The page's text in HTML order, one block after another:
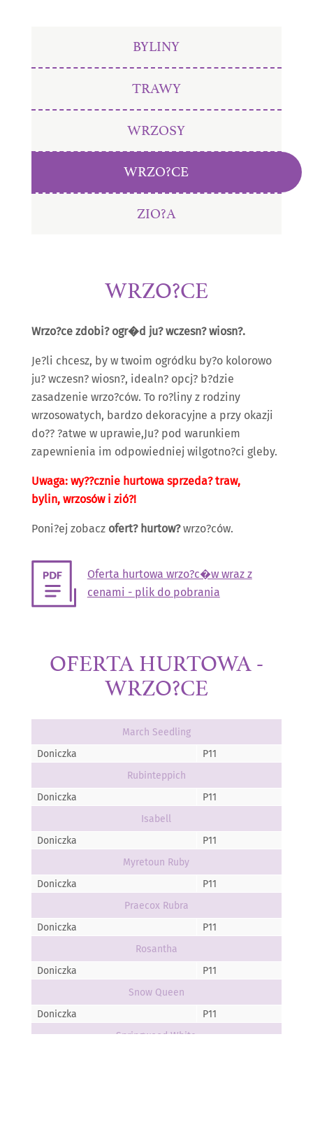
BYLINY
TRAWY
WRZOSY
WRZO?CE
ZIO?A
WRZO?CE
Wrzo?ce zdobi? ogr�d ju? wczesn? wiosn?.
Je?li chcesz, by w twoim ogródku by?o kolorowo
ju? wczesn? wiosn?, idealn? opcj? b?dzie
zasadzenie wrzo?ców. To ro?liny z rodziny
wrzosowatych, bardzo dekoracyjne a przy okazji
do?? ?atwe w uprawie,Ju? pod warunkiem
zapewnienia im odpowiedniej wilgotno?ci gleby.
Uwaga: wy??cznie hurtowa sprzeda? traw,
bylin, wrzosów i zió?!
Poni?ej zobacz ofert? hurtow?wrzo?ców.
Oferta hurtowa wrzo?c�w wraz z
cenami - plik do pobrania
OFERTA HURTOWA -
WRZO?CE
March Seedling
Doniczka
P11
Rubinteppich
Doniczka
P11
Isabell
Doniczka
P11
Myretoun Ruby
Doniczka
P11
Praecox Rubra
Doniczka
P11
Rosantha
Doniczka
P11
Snow Queen
Doniczka
P11
Springwood White